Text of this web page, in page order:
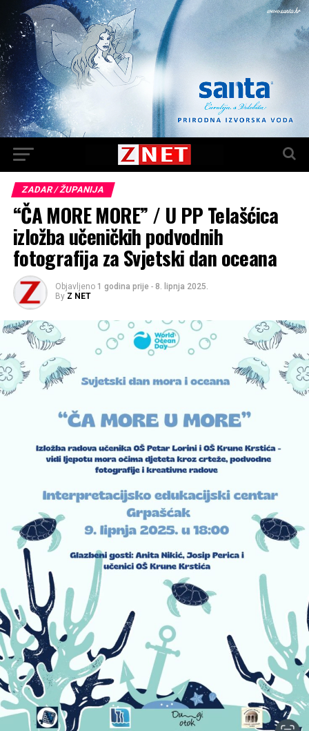
ZADAR / ŽUPANIJA
“ČA MORE MORE” / U PP Telašćica
izložba učeničkih podvodnih
fotografija za Svjetski dan oceana
Objavljeno 1 godina prije - 8. lipnja 2025.
By Z NET